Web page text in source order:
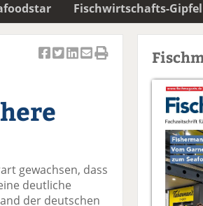
Fischwirtschafts-Gipfel
el
ac
e
el
tt
er
n
n
k
m
ai
e
gewachsen, dass
deutliche
der deutschen